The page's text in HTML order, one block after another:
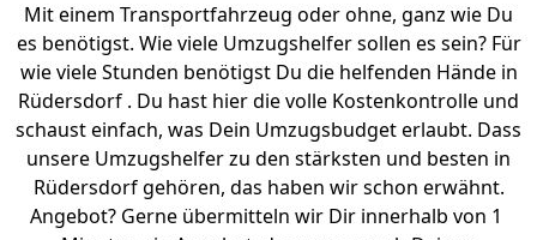
Mit einem Transportfahrzeug oder ohne, ganz wie Du
es benötigst. Wie viele Umzugshelfer sollen es sein? Für
wie viele Stunden benötigst Du die helfenden Hände in
Rüdersdorf . Du hast hier die volle Kostenkontrolle und
schaust einfach, was Dein Umzugsbudget erlaubt. Dass
unsere Umzugshelfer zu den stärksten und besten in
Rüdersdorf gehören, das haben wir schon erwähnt.
Angebot? Gerne übermitteln wir Dir innerhalb von 1